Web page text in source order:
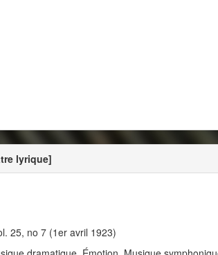
lyrique]
25, no 7 (1er avril 1923)